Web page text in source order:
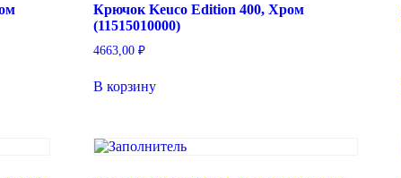
Крючок Keuco Edition 400, Хром
(11515010000)
4663,00₽
В корзину